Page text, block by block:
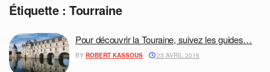
Étiquette :Tourraine
Pour découvrir la Touraine, suivez les guides…
BY ROBERT KASSOUS 23 AVRIL 2016